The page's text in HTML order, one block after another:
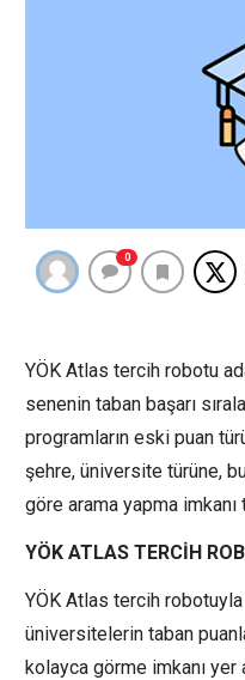
0
YÖK Atlas tercih robotu
senenin taban başarı
programların eski puan
şehre, üniversite türüne,
göre arama yapma imkanı
YÖK ATLAS TERCİH
YÖK Atlas tercih robotuyla
üniversitelerin taban
kolayca görme imkanı yer